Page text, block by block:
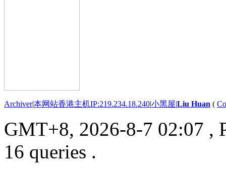
Archiver|本网站香港主机IP:219.234.18.240|小黑屋|Liu Huan (
GMT+8, 2026-8-7 02:07 ,
16 queries .